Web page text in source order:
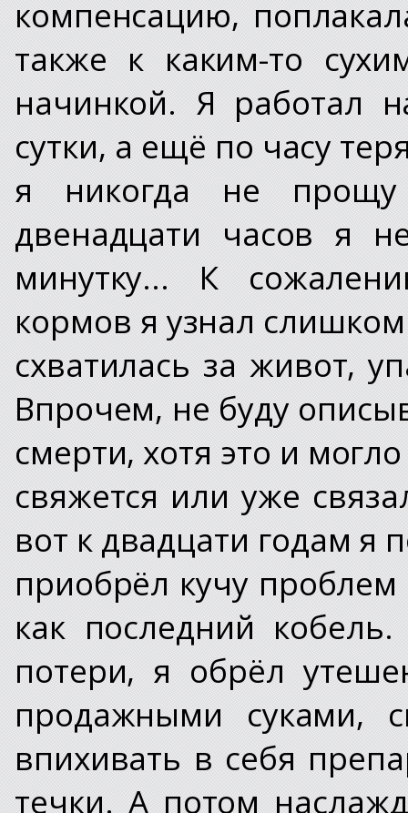
компенсацию,
также к каким-то
начинкой. Я работал
сутки, а ещё по часу
я никогда не прощу
двенадцати часов я
минутку... К
кормов я узнал
схватилась за живот,
Впрочем, не буду
смерти, хотя это и
свяжется или уже
вот к двадцати годам я
приобрёл кучу проблем
как последний
потери, я обрёл
продажными суками,
впихивать в себя
течки. А потом